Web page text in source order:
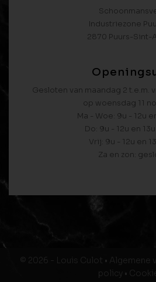
Industriezone
2870 Puurs-Sint-
Gesloten van maandag 2 t.e.m.
op woensdag 11
Ma - Woe: 9u - 12u
Do: 9u - 12u en
Vrij: 9u - 12u en
Za en zon:
© 2026 - Louis Culot • Algemene
policy •